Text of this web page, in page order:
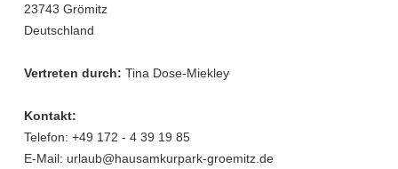
23743 Grömitz
Deutschland
Vertreten durch: Tina Dose-Miekley
Kontakt:
Telefon: +49 172 - 4 39 19 85
E-Mail: urlaub@hausamkurpark-groemitz.de